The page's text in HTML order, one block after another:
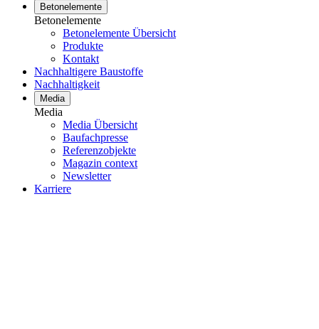
Betonelemente
Betonelemente
Betonelemente Übersicht
Produkte
Kontakt
Nachhaltigere Baustoffe
Nachhaltigkeit
Media
Media
Media Übersicht
Baufachpresse
Referenzobjekte
Magazin context
Newsletter
Karriere